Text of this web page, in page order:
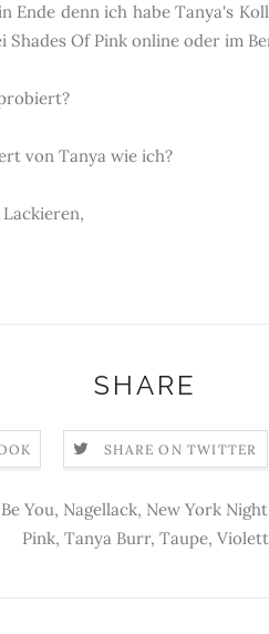
Ende denn ich habe Tanya's
Shades Of Pink online oder im
von Tanya wie ich?
SHARE
SHARE ON TWITTER
You, Nagellack, New York Night
Pink, Tanya Burr, Taupe, Violett